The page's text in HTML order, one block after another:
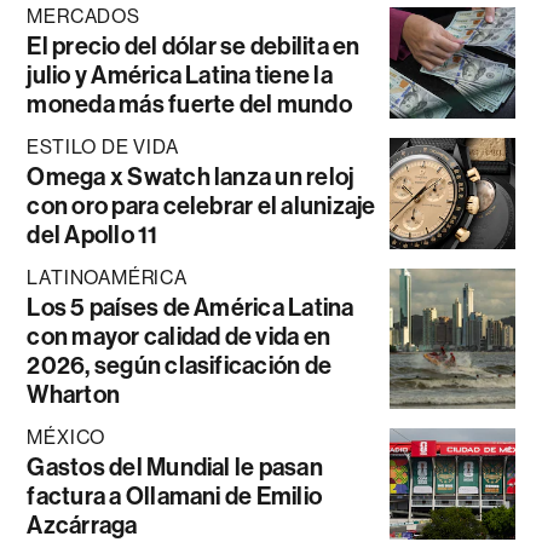
MERCADOS
El precio del dólar se debilita en
julio y América Latina tiene la
moneda más fuerte del mundo
ESTILO DE VIDA
Omega x Swatch lanza un reloj
con oro para celebrar el alunizaje
del Apollo 11
LATINOAMÉRICA
Los 5 países de América Latina
con mayor calidad de vida en
2026, según clasificación de
Wharton
MÉXICO
Gastos del Mundial le pasan
factura a Ollamani de Emilio
Azcárraga